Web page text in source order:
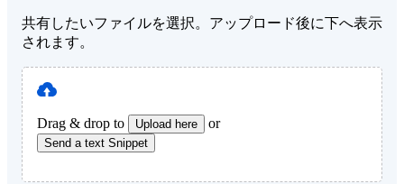
共有したいファイルを選択。アップロード後に下へ表示
されます。
Drag & drop to Upload here or
Send a text Snippet